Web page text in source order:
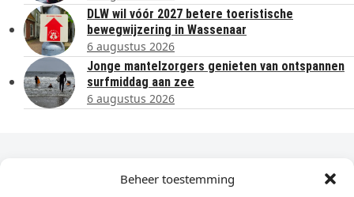
Beheer toestemming
DLW wil vóór 2027 betere toeristische
bewegwijzering in Wassenaar
6 augustus 2026
Jonge mantelzorgers genieten van ontspannen
surfmiddag aan zee
6 augustus 2026
Dagelijks het laatste nieuws in je e-mail?